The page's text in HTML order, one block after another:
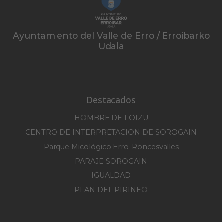
Ayuntamiento del Valle de Erro / Erroibarko
Udala
Destacados
HOMBRE DE LOIZU
CENTRO DE INTERPRETACION DE SOROGAIN
Parque Micológico Erro-Roncesvalles
PARAJE SOROGAIN
IGUALDAD
PLAN DEL PIRINEO